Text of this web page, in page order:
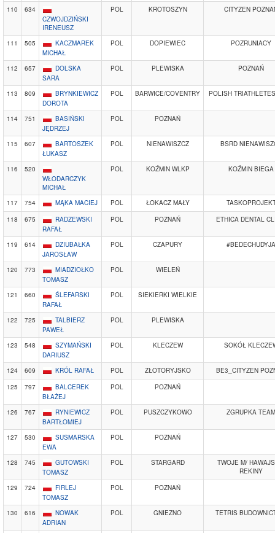
110
634
CZWOJDZIŃSKI
IRENEUSZ
POL KROTOSZYN CITYZEN
111 505
KACZMAREK
MICHAŁ
POL DOPIEWIEC POZRUNIACY
112 657
DOLSKA
SARA
POL PLEWISKA POZNAŃ
113 809
BRYNKIEWICZ
DOROTA
POL BARWICE/COVENTRY POLISH
114 751
BASIŃSKI
JĘDRZEJ
POL POZNAŃ
115 607
BARTOSZEK
ŁUKASZ
POL NIENAWISZCZ BSRD
116
520
WŁODARCZYK
MICHAŁ
POL KOŹMIN WLKP KOŹMIN BIEGA
117 754 MĄKA MACIEJ POL ŁOKACZ MAŁY
118
675
RADZEWSKI
RAFAŁ
POL POZNAŃ ETHICA DENTAL
119 614
DZIUBAŁKA
JAROSŁAW
POL CZAPURY #BEDECHUDYJA
120 773
MIADZIOŁKO
TOMASZ
POL WIELEŃ
121 660
ŚLEFARSKI
RAFAŁ
POL SIEKIERKI WIELKIE
122 725
TALBIERZ
PAWEŁ
POL PLEWISKA
123 548
SZYMAŃSKI
DARIUSZ
POL KLECZEW SOKÓŁ
124 609 KRÓL RAFAŁ POL ZŁOTORYJSKO
BE3_CITYZEN
125
797
BALCEREK
BŁAŻEJ
POL POZNAŃ
126 767
RYNIEWICZ
BARTŁOMIEJ
POL PUSZCZYKOWO ZGRUPKA TEAM
127 530
SUSMARSKA
EWA
POL POZNAŃ
128 745
GUTOWSKI
TOMASZ
POL STARGARD
TWOJE M/
REKINY
129
724
FIRLEJ
TOMASZ
POL POZNAŃ
130 616
NOWAK
ADRIAN
POL GNIEZNO TETRIS